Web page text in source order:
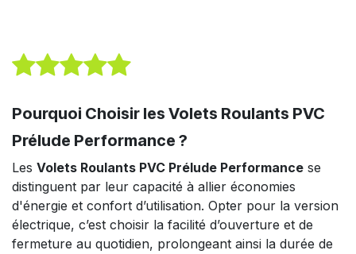
Pourquoi Choisir les Volets Roulants PVC
Prélude Performance ?
Les Volets Roulants PVC Prélude Performance se
distinguent par leur capacité à allier économies
d'énergie et confort d’utilisation. Opter pour la version
électrique, c’est choisir la facilité d’ouverture et de
fermeture au quotidien, prolongeant ainsi la durée de